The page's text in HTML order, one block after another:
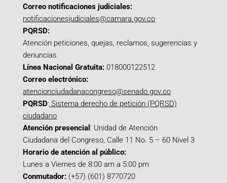
Correo notificaciones judiciales:
notificacionesjudiciales@camara.gov.co
PQRSD:
Atención peticiones, quejas, reclamos, sugerencias y
denuncias
Línea Nacional Gratuita: 018000122512
Correo electrónico:
atencionciudadanacongreso@senado.gov.co
PQRSD: Sistema derecho de petición (PQRSD)
ciudadano
Atención presencial : Unidad de Atención
Ciudadana del Congreso, Calle 11 No. 5 – 60 Nivel 3
Horario de atención al público:
Lunes a Viernes de 8:00 am a 5:00 pm
Conmutador: (+57) (601) 8770720